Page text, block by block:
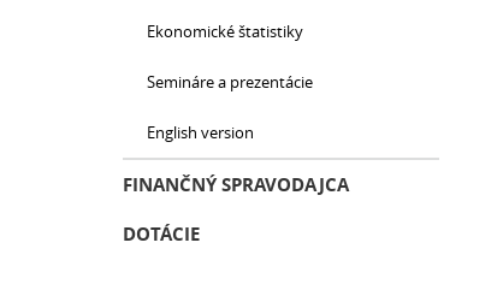
Ekonomické štatistiky
Semináre a prezentácie
English version
FINANČNÝ SPRAVODAJCA
DOTÁCIE